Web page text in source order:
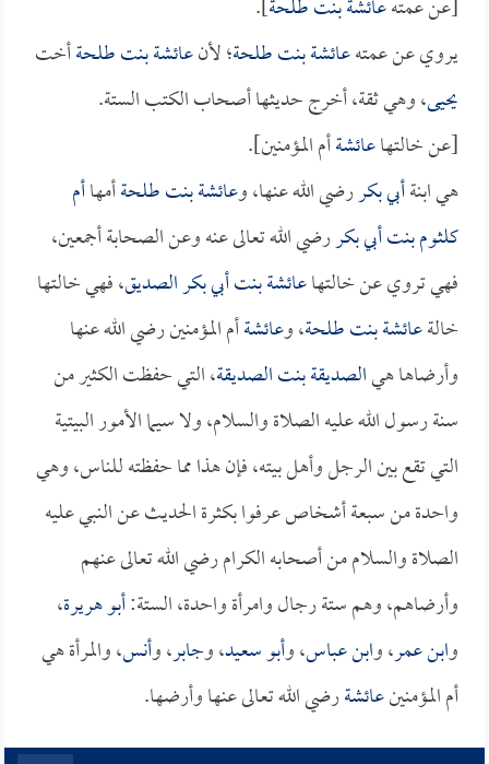
[عن عمتهعائشة بنت طلحة].
يروي عن عمتهعائشة بنت طلحة؛ لأنعائشة بنت طلحةأخت
يحيى، وهي ثقة، أخرج حديثها أصحاب الكتب الستة.
[عن خالتهاعائشةأم المؤمنين].
هي ابنةأبي بكررضي الله عنها، وعائشة بنت طلحةأمهاأم
كلثوم بنت أبي بكررضي الله تعالى عنه وعن الصحابة أجمعين،
فهي تروي عن خالتهاعائشة بنت أبي بكر الصديق، فهي خالتها
خالةعائشة بنت طلحة، وعائشةأم المؤمنين رضي الله عنها
وأرضاها هيالصديقة بنت الصديقة، التي حفظت الكثير من
سنة رسول الله عليه الصلاة والسلام، ولا سيما الأمور البيتية
التي تقع بين الرجل وأهل بيته، فإن هذا مما حفظته للناس، وهي
واحدة من سبعة أشخاص عرفوا بكثرة الحديث عن النبي عليه
الصلاة والسلام من أصحابه الكرام رضي الله تعالى عنهم
وأرضاهم، وهم ستة رجال وامرأة واحدة، الستة:أبو هريرة،
وابن عمر، وابن عباس، وأبو سعيد، وجابر، وأنس، والمرأة هي
أم المؤمنينعائشةرضي الله تعالى عنها وأرضها.